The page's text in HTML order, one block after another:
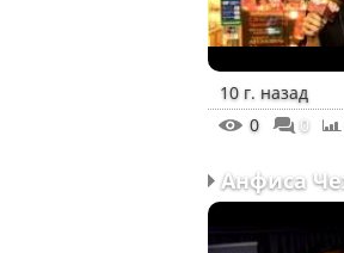
10 г. назад
0
0